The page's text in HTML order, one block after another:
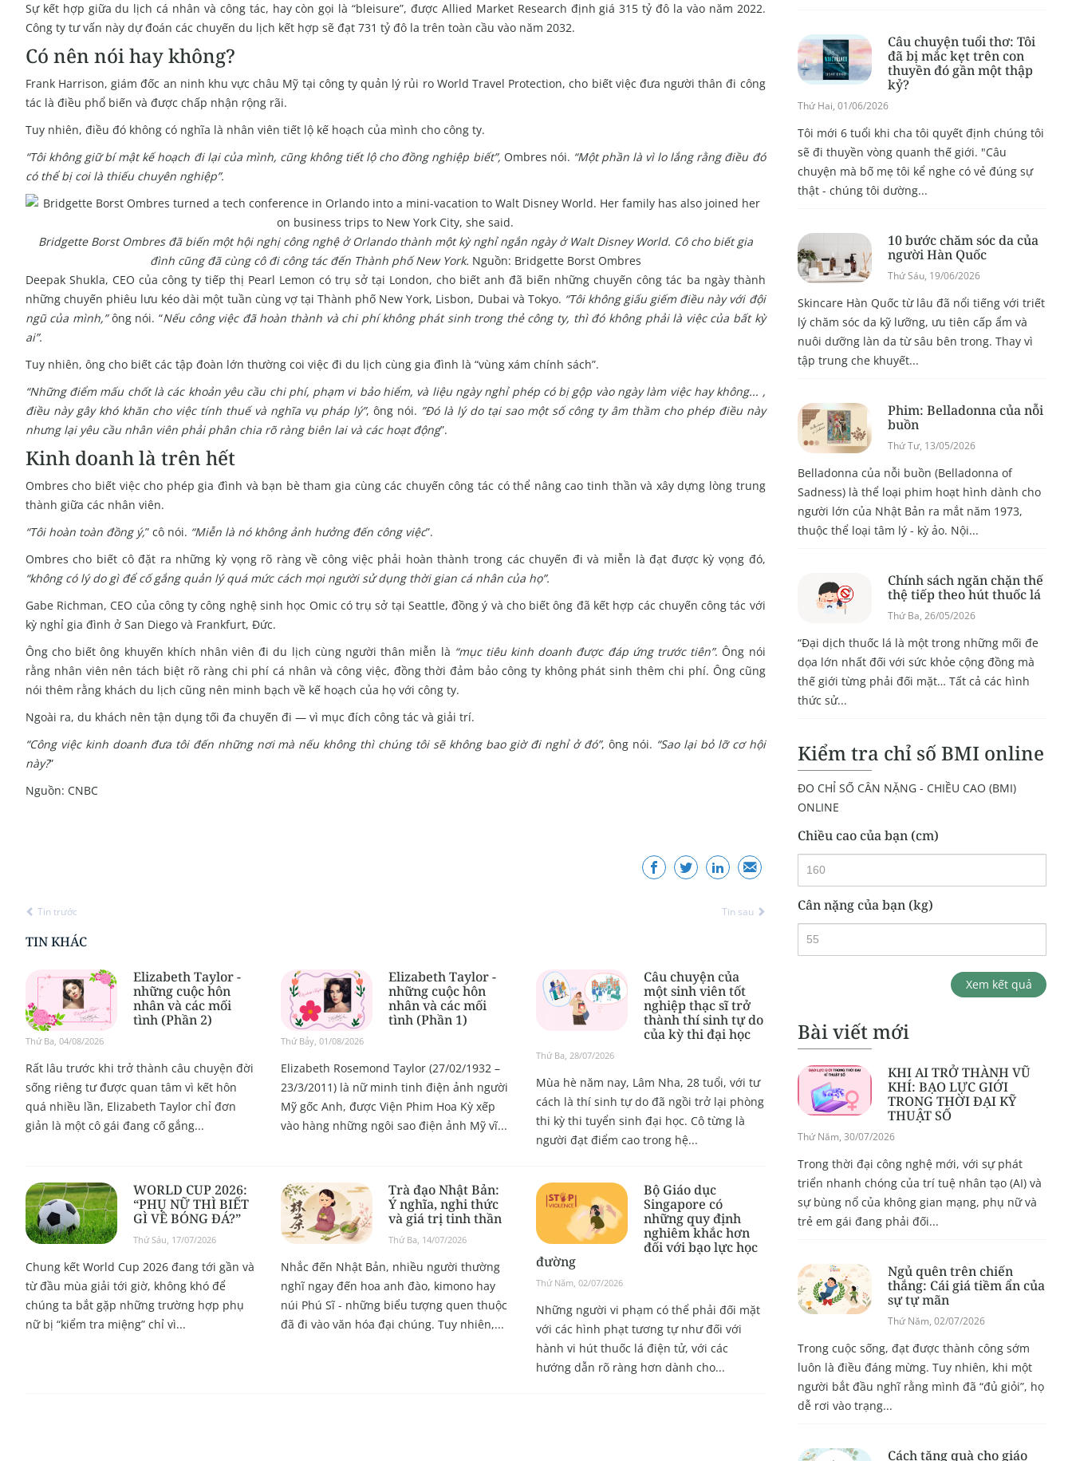
Sự kết hợp giữa du lịch cá nhân và công tác, hay còn gọi là “bleisure”, được Allied Market Research định giá 315 tỷ đô la vào năm 2022.
Công ty tư vấn này dự đoán các chuyến du lịch kết hợp sẽ đạt 731 tỷ đô la trên toàn cầu vào năm 2032.
Có nên nói hay không?
Frank Harrison, giám đốc an ninh khu vực châu Mỹ tại công ty quản lý rủi ro World Travel Protection, cho biết việc đưa người thân đi công
tác là điều phổ biến và được chấp nhận rộng rãi.
Tuy nhiên, điều đó không có nghĩa là nhân viên tiết lộ kế hoạch của mình cho công ty.
“Tôi không giữ bí mật kế hoạch đi lại của mình, cũng không tiết lộ cho đồng nghiệp biết”, Ombres nói. “Một phần là vì lo lắng rằng điều đó
có thể bị coi là thiếu chuyên nghiệp”.
Bridgette Borst Ombres đã biến một hội nghị công nghệ ở Orlando thành một kỳ nghỉ ngắn ngày ở Walt Disney World. Cô cho biết gia
đình cũng đã cùng cô đi công tác đến Thành phố New York. Nguồn: Bridgette Borst Ombres
Deepak Shukla, CEO của công ty tiếp thị Pearl Lemon có trụ sở tại London, cho biết anh đã biến những chuyến công tác ba ngày thành
những chuyến phiêu lưu kéo dài một tuần cùng vợ tại Thành phố New York, Lisbon, Dubai và Tokyo. “Tôi không giấu giếm điều này với đội
ngũ của mình,”ông nói. “Nếu công việc đã hoàn thành và chi phí không phát sinh trong thẻ công ty, thì đó không phải là việc của bất kỳ
ai”.
Tuy nhiên, ông cho biết các tập đoàn lớn thường coi việc đi du lịch cùng gia đình là “vùng xám chính sách”.
“Những điểm mấu chốt là các khoản yêu cầu chi phí, phạm vi bảo hiểm, và liệu ngày nghỉ phép có bị gộp vào ngày làm việc hay không... ,
điều này gây khó khăn cho việc tính thuế và nghĩa vụ pháp lý”, ông nói. ”Đó là lý do tại sao một số công ty âm thầm cho phép điều này
nhưng lại yêu cầu nhân viên phải phân chia rõ ràng biên lai và các hoạt động”.
Kinh doanh là trên hết
Ombres cho biết việc cho phép gia đình và bạn bè tham gia cùng các chuyến công tác có thể nâng cao tinh thần và xây dựng lòng trung
thành giữa các nhân viên.
“Tôi hoàn toàn đồng ý,” cô nói. “Miễn là nó không ảnh hưởng đến công việc”.
Ombres cho biết cô đặt ra những kỳ vọng rõ ràng về công việc phải hoàn thành trong các chuyến đi và miễn là đạt được kỳ vọng đó,
“không có lý do gì để cố gắng quản lý quá mức cách mọi người sử dụng thời gian cá nhân của họ”.
Gabe Richman, CEO của công ty công nghệ sinh học Omic có trụ sở tại Seattle, đồng ý và cho biết ông đã kết hợp các chuyến công tác với
kỳ nghỉ gia đình ở San Diego và Frankfurt, Đức.
Ông cho biết ông khuyến khích nhân viên đi du lịch cùng người thân miễn là “mục tiêu kinh doanh được đáp ứng trước tiên”. Ông nói
rằng nhân viên nên tách biệt rõ ràng chi phí cá nhân và công việc, đồng thời đảm bảo công ty không phát sinh thêm chi phí. Ông cũng
nói thêm rằng khách du lịch cũng nên minh bạch về kế hoạch của họ với công ty.
Ngoài ra, du khách nên tận dụng tối đa chuyến đi — vì mục đích công tác và giải trí.
“Công việc kinh doanh đưa tôi đến những nơi mà nếu không thì chúng tôi sẽ không bao giờ đi nghỉ ở đó”, ông nói. “Sao lại bỏ lỡ cơ hội
này?”
Nguồn: CNBC
Tin trước Tin sau
TIN KHÁC
Elizabeth Taylor -
những cuộc hôn
nhân và các mối
tình (Phần 2)
Thứ Ba, 04/08/2026
Rất lâu trước khi trở thành câu chuyện đời
sống riêng tư được quan tâm vì kết hôn
quá nhiều lần, Elizabeth Taylor chỉ đơn
giản là một cô gái đang cố gắng...
Elizabeth Taylor -
những cuộc hôn
nhân và các mối
tình (Phần 1)
Thứ Bảy, 01/08/2026
Elizabeth Rosemond Taylor (27/02/1932 –
23/3/2011) là nữ minh tinh điện ảnh người
Mỹ gốc Anh, được Viện Phim Hoa Kỳ xếp
vào hàng những ngôi sao điện ảnh Mỹ vĩ...
Câu chuyện của
một sinh viên tốt
nghiệp thạc sĩ trở
thành thí sinh tự do
của kỳ thi đại học
Thứ Ba, 28/07/2026
Mùa hè năm nay, Lâm Nha, 28 tuổi, với tư
cách là thí sinh tự do đã ngồi trở lại phòng
thi kỳ thi tuyển sinh đại học. Cô từng là
người đạt điểm cao trong hệ...
WORLD CUP 2026:
“PHỤ NỮ THÌ BIẾT
GÌ VỀ BÓNG ĐÁ?”
Thứ Sáu, 17/07/2026
Chung kết World Cup 2026 đang tới gần và
từ đầu mùa giải tới giờ, không khó để
chúng ta bắt gặp những trường hợp phụ
nữ bị “kiểm tra miệng” chỉ vì...
Trà đạo Nhật Bản:
Ý nghĩa, nghi thức
và giá trị tinh thần
Thứ Ba, 14/07/2026
Nhắc đến Nhật Bản, nhiều người thường
nghĩ ngay đến hoa anh đào, kimono hay
núi Phú Sĩ - những biểu tượng quen thuộc
đã đi vào văn hóa đại chúng. Tuy nhiên,...
Bộ Giáo dục
Singapore có
những quy định
nghiêm khắc hơn
đối với bạo lực học
đường
Thứ Năm, 02/07/2026
Những người vi phạm có thể phải đối mặt
với các hình phạt tương tự như đối với
hành vi hút thuốc lá điện tử, với các
hướng dẫn rõ ràng hơn dành cho...
Câu chuyện tuổi thơ: Tôi
đã bị mắc kẹt trên con
thuyền đó gần một thập
kỷ?
Thứ Hai, 01/06/2026
Tôi mới 6 tuổi khi cha tôi quyết định chúng tôi
sẽ đi thuyền vòng quanh thế giới. "Câu
chuyện mà bố mẹ tôi kể nghe có vẻ đúng sự
thật - chúng tôi dường...
10 bước chăm sóc da của
người Hàn Quốc
Thứ Sáu, 19/06/2026
Skincare Hàn Quốc từ lâu đã nổi tiếng với triết
lý chăm sóc da kỹ lưỡng, ưu tiên cấp ẩm và
nuôi dưỡng làn da từ sâu bên trong. Thay vì
tập trung che khuyết...
Phim: Belladonna của nỗi
buồn
Thứ Tư, 13/05/2026
Belladonna của nỗi buồn (Belladonna of
Sadness) là thể loại phim hoạt hình dành cho
người lớn của Nhật Bản ra mắt năm 1973,
thuộc thể loại tâm lý - kỳ ảo. Nội...
Chính sách ngăn chặn thế
thệ tiếp theo hút thuốc lá
Thứ Ba, 26/05/2026
“Đại dịch thuốc lá là một trong những mối đe
dọa lớn nhất đối với sức khỏe cộng đồng mà
thế giới từng phải đối mặt… Tất cả các hình
thức sử...
Kiểm tra chỉ số BMI online
ĐO CHỈ SỐ CÂN NẶNG - CHIỀU CAO (BMI)
ONLINE
Chiều cao của bạn (cm)
Cân nặng của bạn (kg)
Xem kết quả
Bài viết mới
KHI AI TRỞ THÀNH VŨ
KHÍ: BẠO LỰC GIỚI
TRONG THỜI ĐẠI KỸ
THUẬT SỐ
Thứ Năm, 30/07/2026
Trong thời đại công nghệ mới, với sự phát
triển nhanh chóng của trí tuệ nhân tạo (AI) và
sự bùng nổ của không gian mạng, phụ nữ và
trẻ em gái đang phải đối...
Ngủ quên trên chiến
thắng: Cái giá tiềm ẩn của
sự tự mãn
Thứ Năm, 02/07/2026
Trong cuộc sống, đạt được thành công sớm
luôn là điều đáng mừng. Tuy nhiên, khi một
người bắt đầu nghĩ rằng mình đã “đủ giỏi”, họ
dễ rơi vào trạng...
Cách tặng quà cho giáo